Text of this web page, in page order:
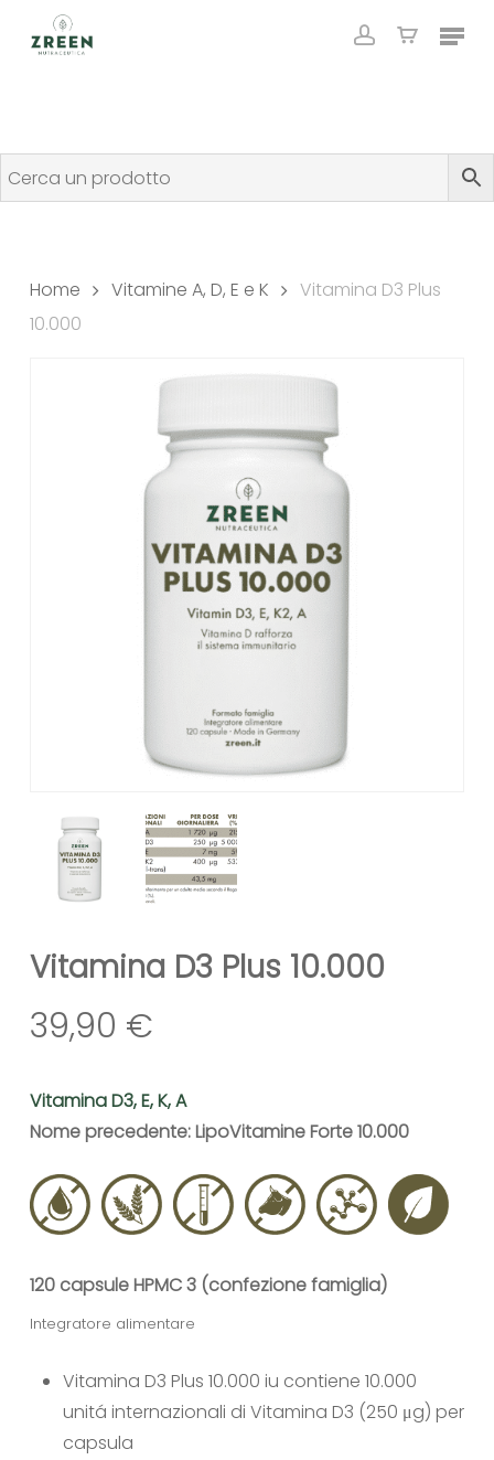
account
Menu
Cart Close
Home Vitamine A, D, E e K
Vitamina D3 Plus
10.000
Vitamina D3 Plus 10.000
39,90 €
Vitamina D3, E, K, A
Nome precedente: LipoVitamine Forte 10.000
120 capsule HPMC 3 (confezione famiglia)
Integratore alimentare
Vitamina D3 Plus 10.000 iu contiene 10.000
unitá internazionali di Vitamina D3 (250 μg) per
capsula